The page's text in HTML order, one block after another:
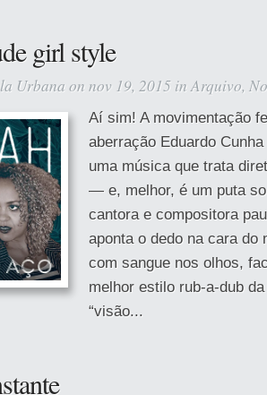
girl style
Urbana on nov 19, 2015 inArquivo,
Aí sim! A movimentação
aberração Eduardo
uma música que trata
— e, melhor, é um puta
cantora e compositora
aponta o dedo na cara do
com sangue nos olhos,
melhor estilo rub-a-dub
“visão...